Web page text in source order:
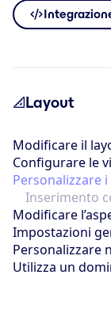
Layout
Modificare il
Configurare le
Personalizzare
Inserimento
Modificare
Impostazioni
Personalizzare
Utilizza un